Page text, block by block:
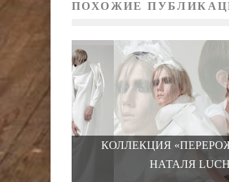
ПОХОЖИЕ
КОЛЛЕКЦИЯ
НАТАЛЯ